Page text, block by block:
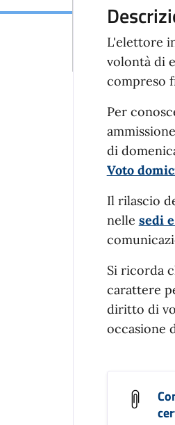
L'elettore
volontà di
compreso
Per
di
Voto
Il rilascio
nelle sedi
Si ricorda
carattere
diritto di
occasione